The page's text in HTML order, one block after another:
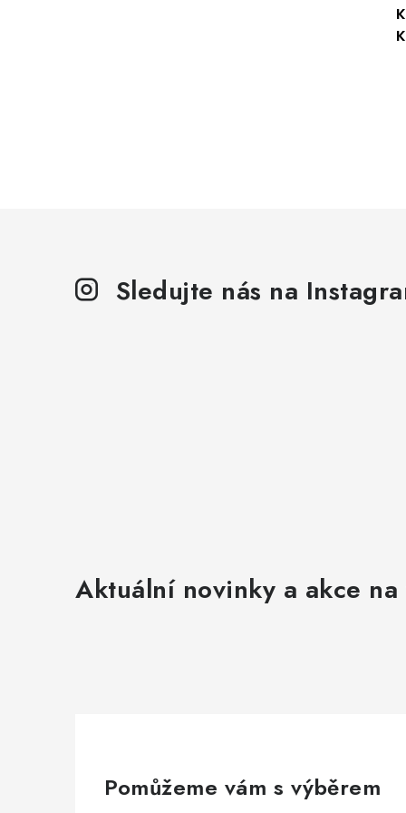
Sledujte nás na
Aktuální novinky a akce na
Pomůžeme vám s výběrem